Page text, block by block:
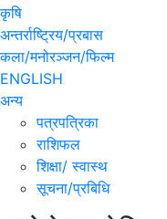
कृषि
अन्तर्राष्ट्रिय/प्रबास
कला/मनोरञ्जन/फिल्म
ENGLISH
अन्य
पत्रपत्रिका
राशिफल
शिक्षा/ स्वास्थ
सूचना/प्रबिधि